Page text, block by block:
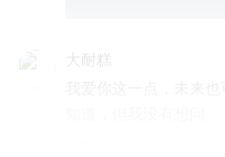
大耐糕